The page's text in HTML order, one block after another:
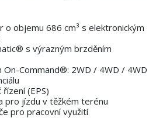
o objemu 686 cm³ s elektronickým
s výrazným brzděním
On-Command®: 2WD / 4WD / 4WD
(EPS)
pro jízdu v těžkém terénu
pro pracovní využití